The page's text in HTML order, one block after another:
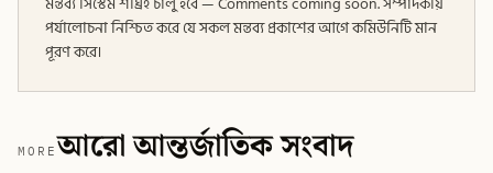
পর্যালোচনা নিশ্চিত করে যে সকল মন্তব্য প্রকাশের আগে কমিউনিটি মান
পূরণ করে।
MOREআরো আন্তর্জাতিক সংবাদ